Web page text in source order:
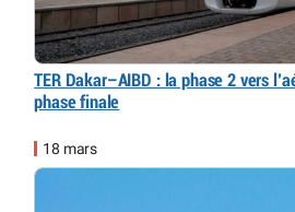
TER Dakar–AIBD : la phase 2 vers
phase finale
18 mars